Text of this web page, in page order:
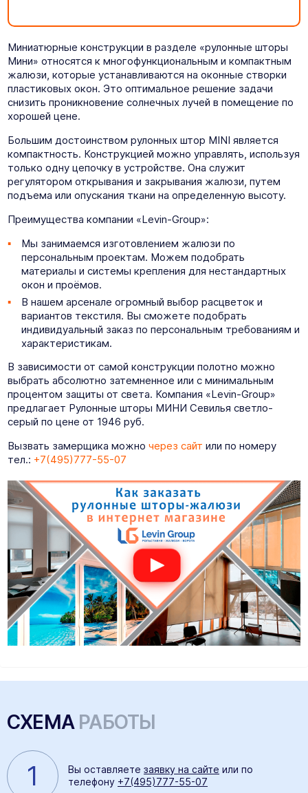
Миниатюрные конструкции в разделе «рулонные шторы
Мини» относятся к многофункциональным и компактным
жалюзи, которые устанавливаются на оконные створки
пластиковых окон. Это оптимальное решение задачи
снизить проникновение солнечных лучей в помещение по
хорошей цене.
Большим достоинством рулонных штор MINI является
компактность. Конструкцией можно управлять, используя
только одну цепочку в устройстве. Она служит
регулятором открывания и закрывания жалюзи, путем
подъема или опускания ткани на определенную высоту.
Преимущества компании «Levin-Group»:
Мы занимаемся изготовлением жалюзи по
персональным проектам. Можем подобрать
материалы и системы крепления для нестандартных
окон и проёмов.
В нашем арсенале огромный выбор расцветок и
вариантов текстиля. Вы сможете подобрать
индивидуальный заказ по персональным требованиям и
характеристикам.
В зависимости от самой конструкции полотно можно
выбрать абсолютно затемненное или с минимальным
процентом защиты от света. Компания «Levin-Group»
предлагает Рулонные шторы МИНИ Севилья светло-
серый по цене от 1946 руб.
Вызвать замерщика можно через сайт или по номеру
тел.: +7(495)777-55-07
СХЕМА РАБОТЫ
1 Вы оставляете заявку на сайте или по
телефону +7(495)777-55-07